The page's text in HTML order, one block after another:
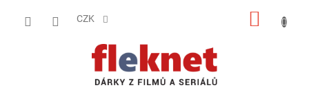
CZK